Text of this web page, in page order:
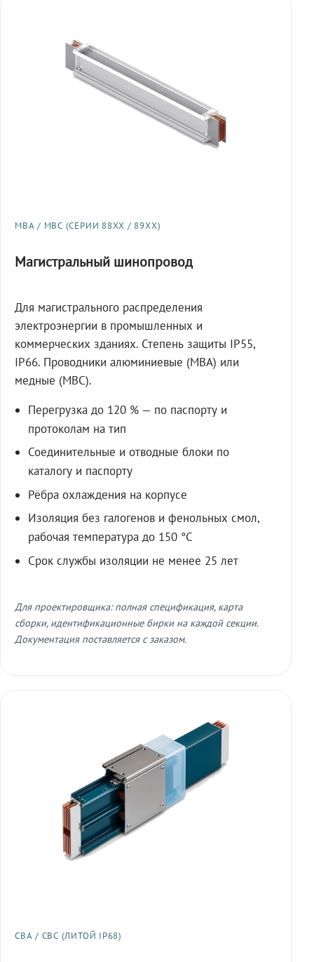
МВА / МВС (СЕРИИ 88XX / 89XX)
Магистральный шинопровод
Для магистрального распределения
электроэнергии в промышленных и
коммерческих зданиях. Степень защиты IP55,
IP66. Проводники алюминиевые (МВА) или
медные (МВС).
Перегрузка до 120 % — по паспорту и
протоколам на тип
Соединительные и отводные блоки по
каталогу и паспорту
Рёбра охлаждения на корпусе
Изоляция без галогенов и фенольных смол,
рабочая температура до 150 °C
Срок службы изоляции не менее 25 лет
Для проектировщика: полная спецификация, карта
сборки, идентификационные бирки на каждой секции.
Документация поставляется с заказом.
СВА / СВС (ЛИТОЙ IP68)